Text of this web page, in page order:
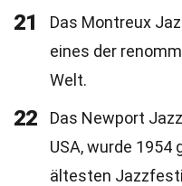
21
Das Montreux
eines der
Welt.
22
Das Newport
USA, wurde
ältesten